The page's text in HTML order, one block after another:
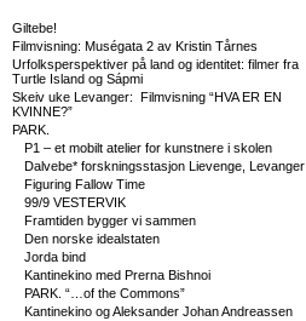
Giltebe!
Filmvisning: Muségata 2 av Kristin Tårnes
Urfolksperspektiver på land og identitet: filmer fra
Turtle Island og Sápmi
Skeiv uke Levanger: Filmvisning “HVA ER EN
KVINNE?”
PARK.
P1 – et mobilt atelier for kunstnere i skolen
Dalvebe* forskningsstasjon Lievenge, Levanger
Figuring Fallow Time
99/9 VESTERVIK
Framtiden bygger vi sammen
Den norske idealstaten
Jorda bind
Kantinekino med Prerna Bishnoi
PARK. “…of the Commons”
Kantinekino og Aleksander Johan Andreassen